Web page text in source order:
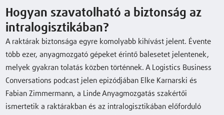
Hogyan szavatolható a biztonság az
intralogisztikában?
A raktárak biztonsága egyre komolyabb kihívást jelent. Évente
több ezer, anyagmozgató gépeket érintő balesetet jelentenek,
melyek gyakran tolatás közben történnek. A Logistics Business
Conversations podcast jelen epizódjában Elke Karnarski és
Fabian Zimmermann, a Linde Anyagmozgatás szakértői
ismertetik a raktárakban és az intralogisztikában előforduló